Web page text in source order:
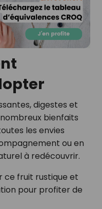
digestes et
bienfaits
les envies
ou en
à redécouvrir.
ce fruit rustique et
pour profiter de